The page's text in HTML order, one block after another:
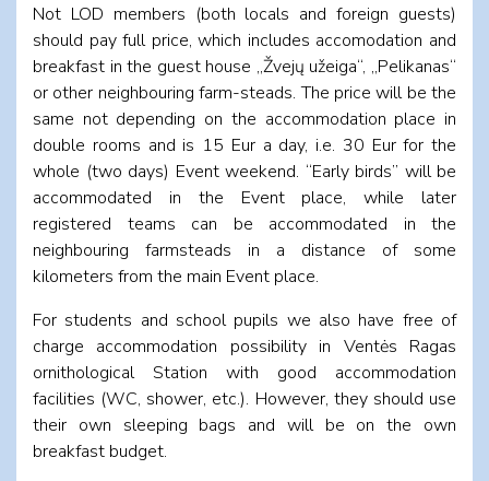
Not LOD members (both locals and foreign guests)
should pay full price, which includes accomodation and
breakfast in the guest house „Žvejų užeiga“, „Pelikanas“
or other neighbouring farm-steads. The price will be the
same not depending on the accommodation place in
double rooms and is 15 Eur a day, i.e. 30 Eur for the
whole (two days) Event weekend. “Early birds” will be
accommodated in the Event place, while later
registered teams can be accommodated in the
neighbouring farmsteads in a distance of some
kilometers from the main Event place.
For students and school pupils we also have free of
charge accommodation possibility in Ventės Ragas
ornithological Station with good accommodation
facilities (WC, shower, etc.). However, they should use
their own sleeping bags and will be on the own
breakfast budget.